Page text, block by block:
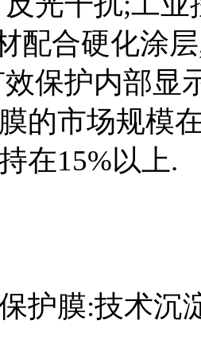
配合硬化涂
保护内部显
的市场规模
在15%以上.
护膜:技术沉